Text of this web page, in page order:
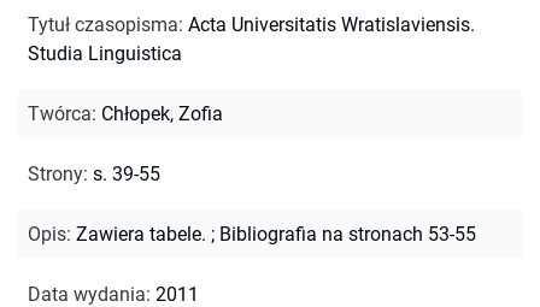
Tytuł czasopisma: Acta Universitatis Wratislaviensis.
Studia Linguistica
Twórca: Chłopek, Zofia
Strony: s. 39-55
Opis: Zawiera tabele. ; Bibliografia na stronach 53-55
Data wydania: 2011